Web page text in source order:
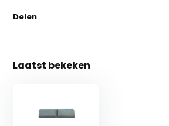
Delen
Laatst bekeken